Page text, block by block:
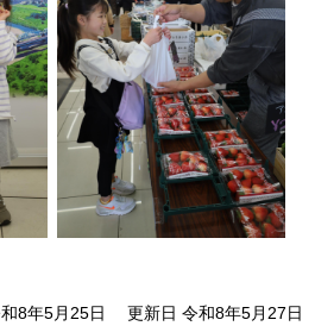
8年5月25日 更新日 令和8年5月27日